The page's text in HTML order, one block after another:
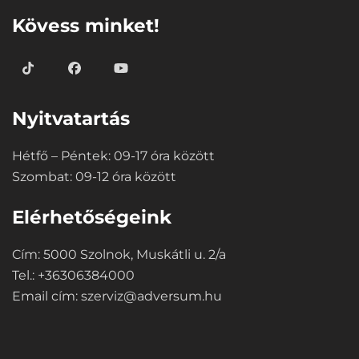
Kövess minket!
Nyitvatartás
Hétfő – Péntek: 09-17 óra között
Szombat: 09-12 óra között
Elérhetőségeink
Cím: 5000 Szolnok, Muskátli u. 2/a
Tel.: +36306384000
Email cím: szerviz@adversum.hu